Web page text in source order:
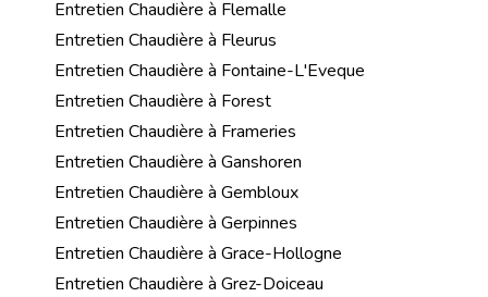
Entretien Chaudière à Flemalle
Entretien Chaudière à Fleurus
Entretien Chaudière à Fontaine-L'Eveque
Entretien Chaudière à Forest
Entretien Chaudière à Frameries
Entretien Chaudière à Ganshoren
Entretien Chaudière à Gembloux
Entretien Chaudière à Gerpinnes
Entretien Chaudière à Grace-Hollogne
Entretien Chaudière à Grez-Doiceau